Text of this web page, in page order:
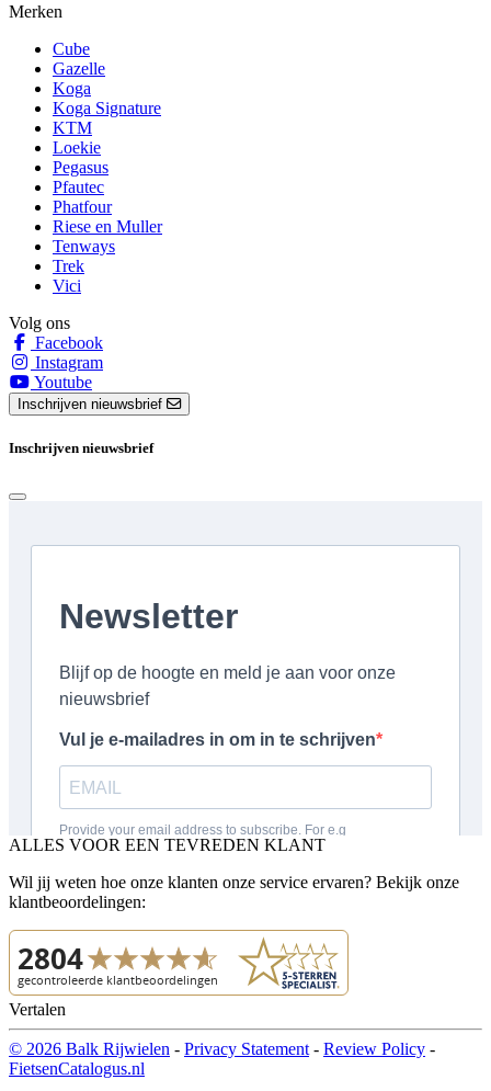
Merken
Cube
Gazelle
Koga
Koga Signature
KTM
Loekie
Pegasus
Pfautec
Phatfour
Riese en Muller
Tenways
Trek
Vici
Volg ons
Facebook
Instagram
Youtube
Inschrijven nieuwsbrief
Inschrijven nieuwsbrief
ALLES VOOR EEN TEVREDEN KLANT
Wil jij weten hoe onze klanten onze service ervaren? Bekijk onze
klantbeoordelingen:
Vertalen
© 2026 Balk Rijwielen - Privacy Statement - Review Policy -
FietsenCatalogus.nl